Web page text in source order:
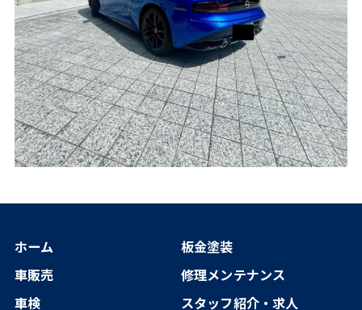
ホーム
車販売
車検
板金塗装
修理メンテナンス
スタッフ紹介・求人